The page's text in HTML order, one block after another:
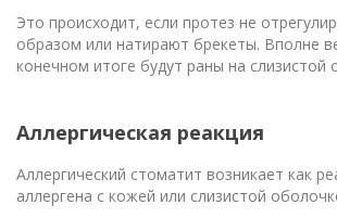
Это происходит, если протез не
образом или натирают брекеты. Вполне
конечном итоге будут раны на слизистой
Аллергическая реакция
Аллергический стоматит возникает как
аллергена с кожей или слизистой